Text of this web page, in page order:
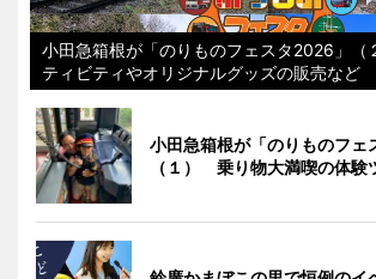
小田急箱根が「のりものフェスタ2026」
ティビティやオリジナルグッズの販売など
小田急箱根が「のりものフェ
（１） 乗り物大満喫の体験